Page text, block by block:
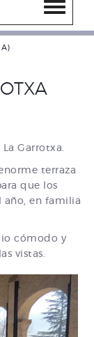
Garrotxa.
terraza
que los
año, en familia
cómodo y
vistas.